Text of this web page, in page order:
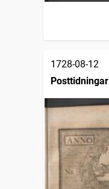
1728-08-12
Posttidningar